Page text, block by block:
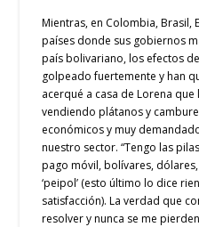
Mientras, en Colombia, Brasil,
países donde sus gobiernos
país bolivariano, los efectos
golpeado fuertemente y han
acerqué a casa de Lorena
vendiendo plátanos y
económicos y muy
nuestro sector. “Tengo las
pago móvil, bolívares,
‘peipol’ (esto último lo dice
satisfacción). La verdad que
resolver y nunca se me